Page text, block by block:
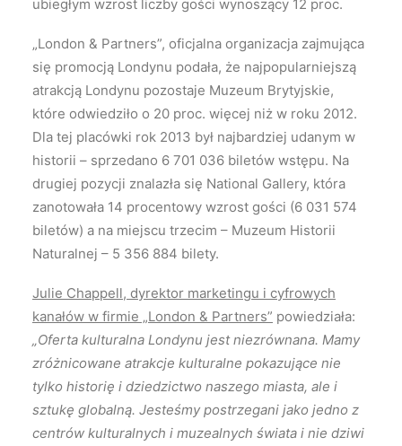
ubiegłym wzrost liczby gości wynoszący 12 proc.
„London & Partners”, oficjalna organizacja zajmująca
się promocją Londynu podała, że najpopularniejszą
atrakcją Londynu pozostaje Muzeum Brytyjskie,
które odwiedziło o 20 proc. więcej niż w roku 2012.
Dla tej placówki rok 2013 był najbardziej udanym w
historii – sprzedano 6 701 036 biletów wstępu. Na
drugiej pozycji znalazła się National Gallery, która
zanotowała 14 procentowy wzrost gości (6 031 574
biletów) a na miejscu trzecim – Muzeum Historii
Naturalnej – 5 356 884 bilety.
Julie Chappell, dyrektor marketingu i cyfrowych
kanałów w firmie „London & Partners” powiedziała:
„Oferta kulturalna Londynu jest niezrównana. Mamy
zróżnicowane atrakcje kulturalne pokazujące nie
tylko historię i dziedzictwo naszego miasta, ale i
sztukę globalną. Jesteśmy postrzegani jako jedno z
centrów kulturalnych i muzealnych świata i nie dziwi